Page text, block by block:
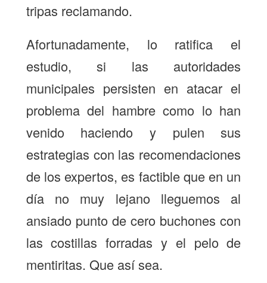
tripas reclamando.
Afortunadamente, lo ratifica el
estudio, si las autoridades
municipales persisten en atacar el
problema del hambre como lo han
venido haciendo y pulen sus
estrategias con las recomendaciones
de los expertos, es factible que en un
día no muy lejano lleguemos al
ansiado punto de cero buchones con
las costillas forradas y el pelo de
mentiritas. Que así sea.